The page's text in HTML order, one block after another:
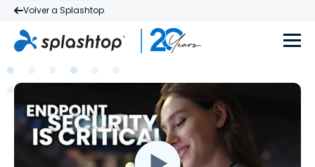
Volver a Splashtop